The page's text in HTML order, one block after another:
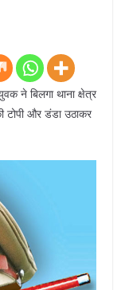
ने बिलगा थाना क्षेत्र
टोपी और डंडा उठाकर